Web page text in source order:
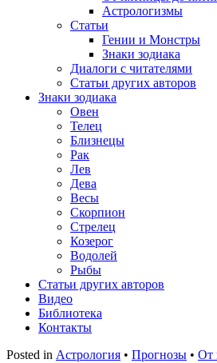
Астрологизмы
Статьи
Гении и Монстры
Знаки зодиака
Диалоги с читателями
Статьи других авторов
Знаки зодиака
Овен
Телец
Близнецы
Рак
Лев
Дева
Весы
Скорпион
Стрелец
Козерог
Водолей
Рыбы
Статьи других авторов
Видео
Библиотека
Контакты
Posted in Астрология • Прогнозы • От